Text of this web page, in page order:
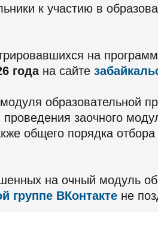
к участию в
на
годана сайте
образовательной
заочного
общего порядка
на очный модуль
группе ВКонтакте не